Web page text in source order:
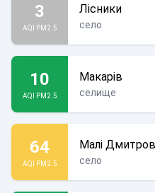
3
AQI PM2.5
Лісники
село
10
AQI PM2.5
Макарів
селище
64
AQI PM2.5
Малі
село